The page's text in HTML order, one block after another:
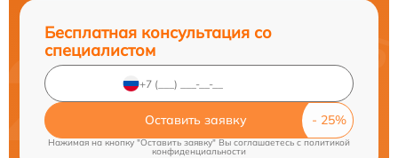
Бесплатная консультация со
специалистом
Оставить заявку
Нажимая на кнопку "Оставить заявку" Вы соглашаетесь cполитикой
конфиденциальности